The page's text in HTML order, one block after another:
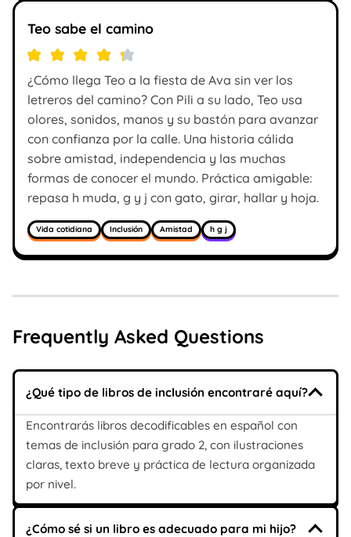
Teo sabe el camino
¿Cómo llega Teo a la fiesta de Ava sin ver los
letreros del camino? Con Pili a su lado, Teo usa
olores, sonidos, manos y su bastón para avanzar
con confianza por la calle. Una historia cálida
sobre amistad, independencia y las muchas
formas de conocer el mundo. Práctica amigable:
repasa h muda, g y j con gato, girar, hallar y hoja.
Vida cotidiana Inclusión Amistad h g j
Frequently Asked Questions
¿Qué tipo de libros de inclusión encontraré aquí?
Encontrarás libros decodificables en español con
temas de inclusión para grado 2, con ilustraciones
claras, texto breve y práctica de lectura organizada
por nivel.
¿Cómo sé si un libro es adecuado para mi hijo?